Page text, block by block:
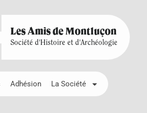
Les Amis de Montluçon
Société d'Histoire et d'Archéologie
Adhésion La Société